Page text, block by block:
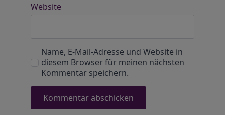
Website
Name, E-Mail-Adresse und Website in
diesem Browser für meinen nächsten
Kommentar speichern.